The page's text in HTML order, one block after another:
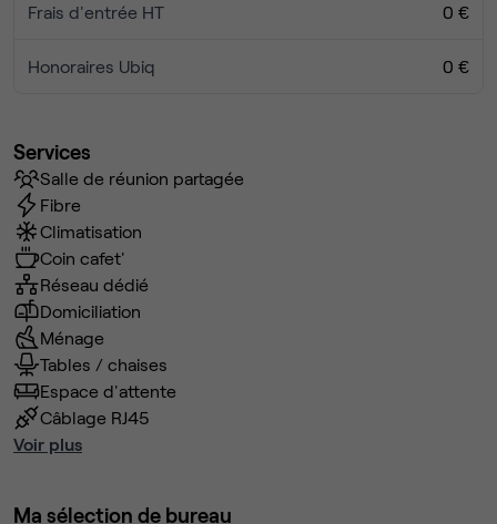
Frais d'entrée HT 0 €
Honoraires Ubiq 0 €
Services
Salle de réunion partagée
Fibre
Climatisation
Coin cafet'
Réseau dédié
Domiciliation
Ménage
Tables / chaises
Espace d'attente
Câblage RJ45
Voir plus
Ma sélection de bureau